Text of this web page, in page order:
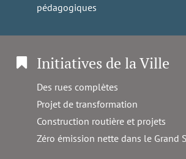
pédagogiques
Initiatives de la Ville
Des rues complètes
Projet de transformation
Construction routière et projets
Zéro émission nette dans le Grand